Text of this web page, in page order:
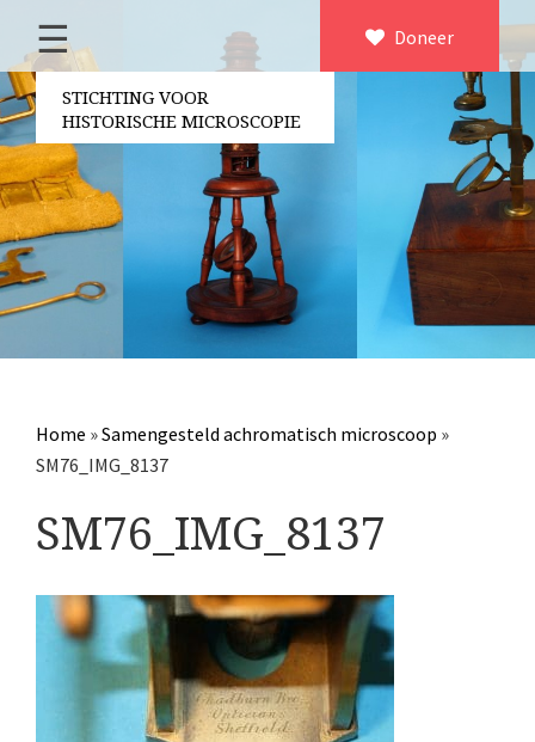
×
Home
Over ons
Contact
Bestuur
Vrijwilligers
Partners
Jaarverslagen
Microscopen
Overige optische instrumenten
Elektrische meetapparatuur
Boeken
Divers
Makers
Images
Doneer
☰
STICHTING VOOR
HISTORISCHE MICROSCOPIE
Home »Samengesteld achromatisch microscoop »
SM76_IMG_8137
SM76_IMG_8137